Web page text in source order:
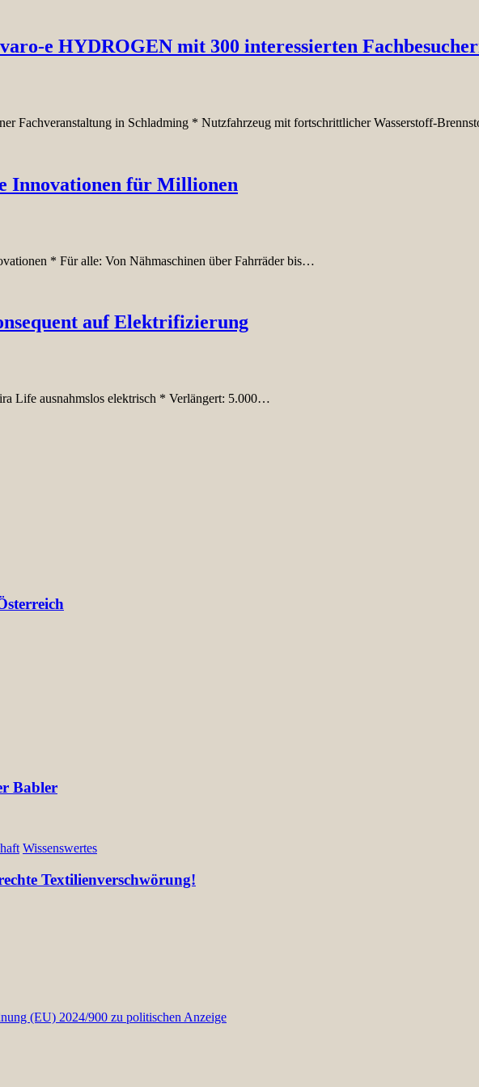
e HYDROGEN mit 300 interessierten
Fachveranstaltung in Schladming * Nutzfahrzeug mit fortschrittlicher Wasserstoff-
Innovationen für Millionen
* Für alle: Von Nähmaschinen über Fahrräder bis…
auf Elektrifizierung
Life ausnahmslos elektrisch * Verlängert: 5.000…
Babler
Wissenswertes
Textilienverschwörung!
(EU) 2024/900 zu politischen Anzeige